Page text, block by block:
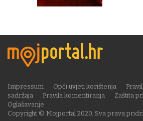
Copyright © Mojportal 2020. Sva prava
Impressum Opći uvjeti korištenja
sadržaja
Pravila komentiranja Zaštita
Oglašavanje